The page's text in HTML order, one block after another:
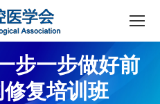
步一步做好前
复培训班